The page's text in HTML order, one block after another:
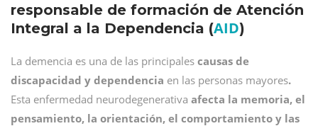
responsable de formación de Atención
Integral a la Dependencia (AID)
La demencia es una de las principales causas de
discapacidad y dependencia en las personas mayores.
Esta enfermedad neurodegenerativa afecta la memoria, el
pensamiento, la orientación, el comportamiento y las